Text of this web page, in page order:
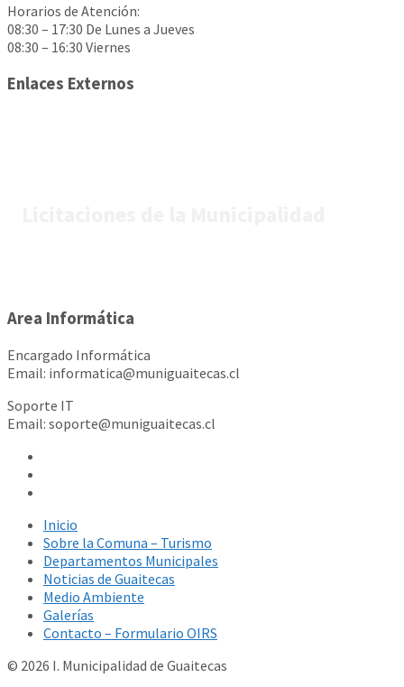
Horarios de Atención:
08:30 – 17:30 De Lunes a Jueves
08:30 – 16:30 Viernes
Enlaces Externos
Area Informática
Encargado Informática
Email: informatica@muniguaitecas.cl
Soporte IT
Email: soporte@muniguaitecas.cl
Inicio
Sobre la Comuna – Turismo
Departamentos Municipales
Noticias de Guaitecas
Medio Ambiente
Galerías
Contacto – Formulario OIRS
© 2026 I. Municipalidad de Guaitecas